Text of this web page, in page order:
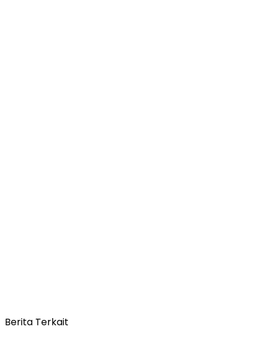
Berita Terkait